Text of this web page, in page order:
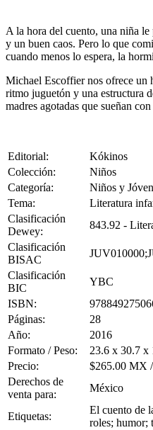
A la hora del cuento, una niña
y un buen caos. Pero lo que
cuando menos lo espera, la
Michael Escoffier nos ofrece un
ritmo juguetón y una estructura
madres agotadas que sueñan
Editorial:
Kókinos
Colección:
Niños
Categoría:
Niños y
Tema:
Literatura
Clasificación
Dewey:
843.92 -
Clasificación
BISAC
Clasificación
BIC
YBC
ISBN:
Páginas:
28
Año:
2016
Formato / Peso:
23.6 x 30.7 x
Precio:
$265.00 MX
Derechos de
venta para:
México
Etiquetas:
El cuento de
roles; humor;